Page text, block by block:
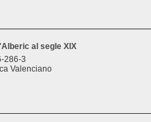
al segle XIX
286-3
Valenciano